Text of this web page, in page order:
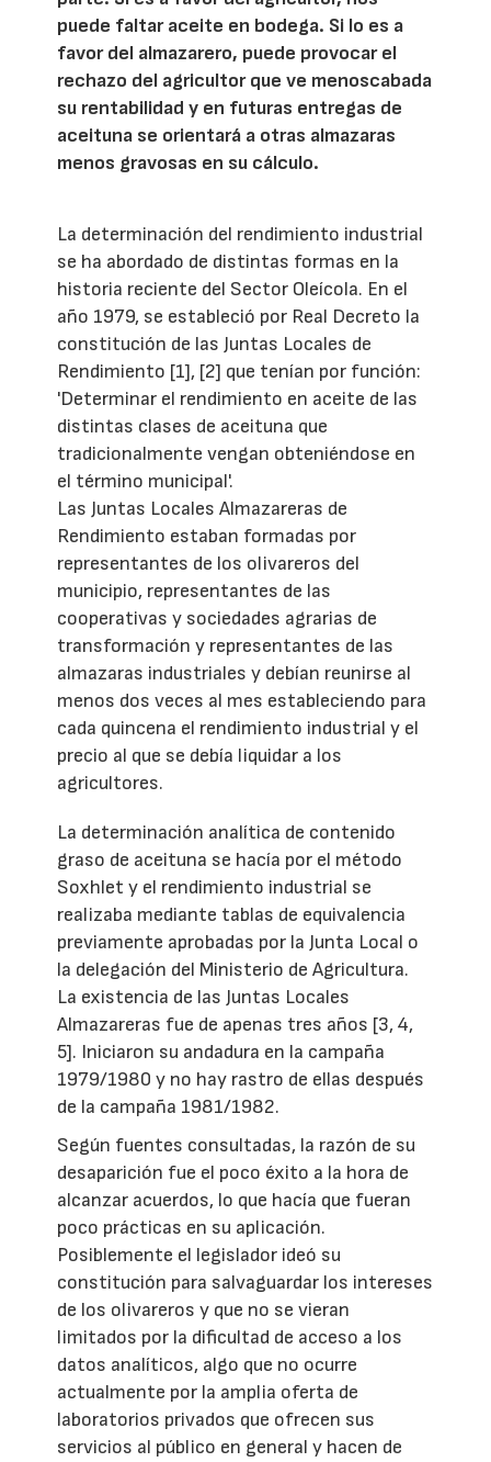
puede faltar aceite en bodega. Si lo es a
favor del almazarero, puede provocar el
rechazo del agricultor que ve menoscabada
su rentabilidad y en futuras entregas de
aceituna se orientará a otras almazaras
menos gravosas en su cálculo.
La determinación del rendimiento industrial
se ha abordado de distintas formas en la
historia reciente del Sector Oleícola. En el
año 1979, se estableció por Real Decreto la
constitución de las Juntas Locales de
Rendimiento [1], [2] que tenían por función:
'Determinar el rendimiento en aceite de las
distintas clases de aceituna que
tradicionalmente vengan obteniéndose en
el término municipal'.
Las Juntas Locales Almazareras de
Rendimiento estaban formadas por
representantes de los olivareros del
municipio, representantes de las
cooperativas y sociedades agrarias de
transformación y representantes de las
almazaras industriales y debían reunirse al
menos dos veces al mes estableciendo para
cada quincena el rendimiento industrial y el
precio al que se debía liquidar a los
agricultores.
La determinación analítica de contenido
graso de aceituna se hacía por el método
Soxhlet y el rendimiento industrial se
realizaba mediante tablas de equivalencia
previamente aprobadas por la Junta Local o
la delegación del Ministerio de Agricultura.
La existencia de las Juntas Locales
Almazareras fue de apenas tres años [3, 4,
5]. Iniciaron su andadura en la campaña
1979/1980 y no hay rastro de ellas después
de la campaña 1981/1982.
Según fuentes consultadas, la razón de su
desaparición fue el poco éxito a la hora de
alcanzar acuerdos, lo que hacía que fueran
poco prácticas en su aplicación.
Posiblemente el legislador ideó su
constitución para salvaguardar los intereses
de los olivareros y que no se vieran
limitados por la dificultad de acceso a los
datos analíticos, algo que no ocurre
actualmente por la amplia oferta de
laboratorios privados que ofrecen sus
servicios al público en general y hacen de